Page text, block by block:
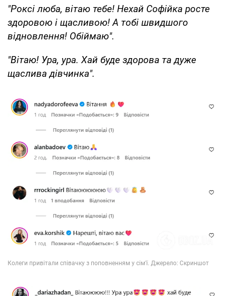
"Роксі люба, вітаю тебе! Нехай Софійка росте
здоровою і щасливою! А тобі швидшого
відновлення! Обіймаю".
"Вітаю! Ура, ура. Хай буде здорова та дуже
щаслива дівчинка".